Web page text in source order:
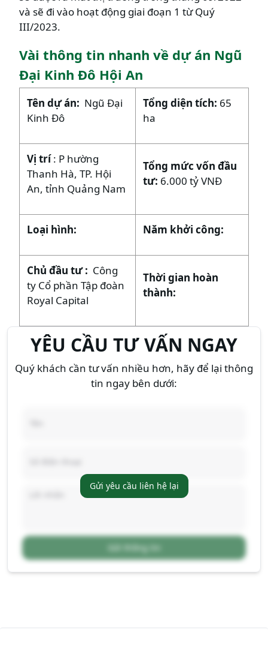
và sẽ đi vào hoạt động giai đoạn 1 từ Quý
III/2023.
Vài thông tin nhanh về dự án Ngũ
Đại Kinh Đô Hội An
Tên dự án: Ngũ Đại
Kinh Đô
Tổng diện tích: 65
ha
Vị trí: P hường
Thanh Hà, TP. Hội
An, tỉnh Quảng Nam
Tổng mức vốn đầu
tư: 6.000 tỷ VNĐ
Loại hình: Năm khởi công:
Chủ đầu tư: Công
ty Cổ phần Tập đoàn
Royal Capital
Thời gian hoàn
thành:
YÊU CẦU TƯ VẤN NGAY
Quý khách cần tư vấn nhiều hơn, hãy để lại thông
tin ngay bên dưới:
Gửi thông tin
Gửi yêu cầu liên hệ lại